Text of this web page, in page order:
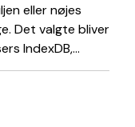
eller nøjes
Det valgte bliver
IndexDB,...